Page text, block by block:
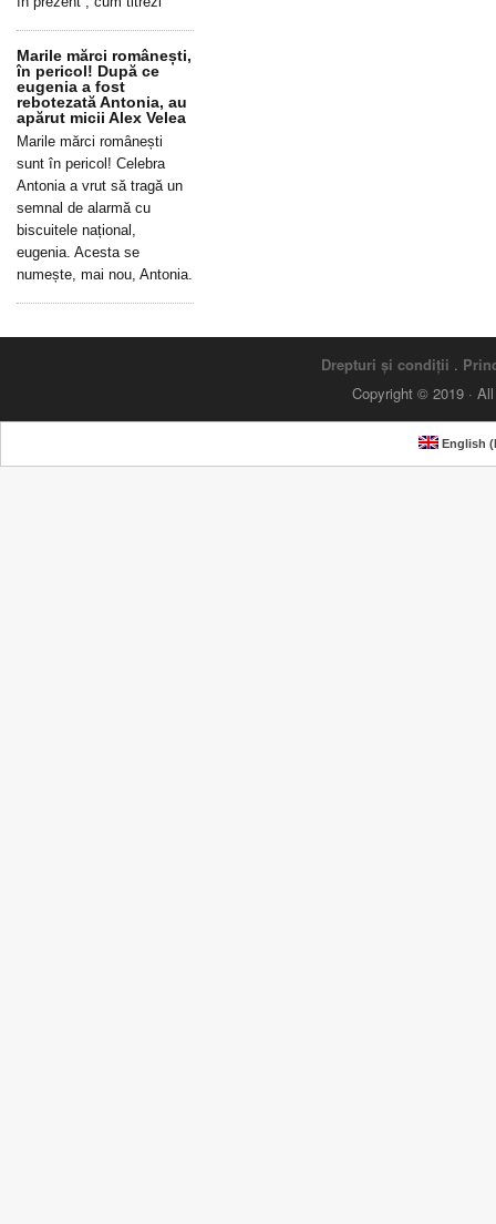
Marile mărci românești,
în pericol! După ce
eugenia a fost
rebotezată Antonia, au
apărut micii Alex Velea
Marile mărci românești
sunt în pericol! Celebra
Antonia a vrut să tragă un
semnal de alarmă cu
biscuitele național,
eugenia. Acesta se
numește, mai nou, Antonia.
Drepturi și condiții .
Copyright © 2019 ·
English (